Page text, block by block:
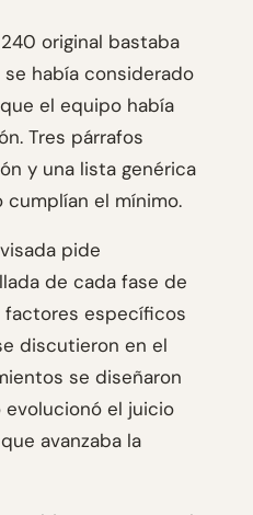
original bastaba
había considerado
el equipo había
Tres párrafos
y una lista genérica
el mínimo.
pide
de cada fase de
factores específicos
discutieron en el
se diseñaron
el juicio
avanzaba la